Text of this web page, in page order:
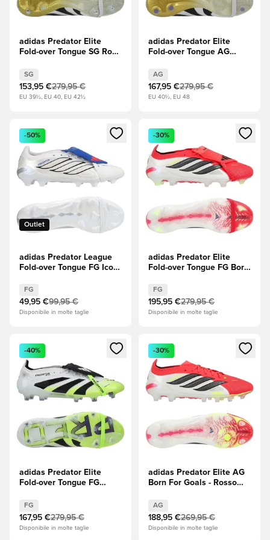
adidas Predator Elite
Fold-over Tongue SG Road
(Bianco)/Core Black
(Nero)/Oro metallizzato
SG
153,95 €279,95 €
EU 39½, EU 40, EU 42½
adidas Predator Elite
Fold-over Tongue AG
White (Bianco)/Core Black
(Nero)/Oro metallizzato
AG
167,95 €279,95 €
EU 40½, EU 48
Apre una finestra modale per accedere o registrarsi come
Outlet
-50%
adidas Predator League
Fold-over Tongue FG Icon
White (Bianco)/Zero
Metallic (Bianco)/Royal
Blue (Blu)
FG
49,95 €99,95 €
Disponibile in molte taglie
Apre una finestra modale
-30%
adidas Predator Elite
Fold-over Tongue FG Born
lucido/Core Black
(Nero)/Footwear White
(Bianco)
FG
195,95 €279,95 €
Disponibile in molte taglie
Apre una finestra modale per accedere o registrarsi come
-40%
adidas Predator Elite
Fold-over Tongue FG
White (Bianco)/Core Black
(Nero)/Lucid Lemon
(Giallo)
FG
167,95 €279,95 €
Disponibile in molte taglie
Apre una finestra modale
-30%
adidas Predator Elite AG
Born For Goals - Rosso
(Nero)/Footwear White
(Bianco)
AG
188,95 €269,95 €
Disponibile in molte taglie